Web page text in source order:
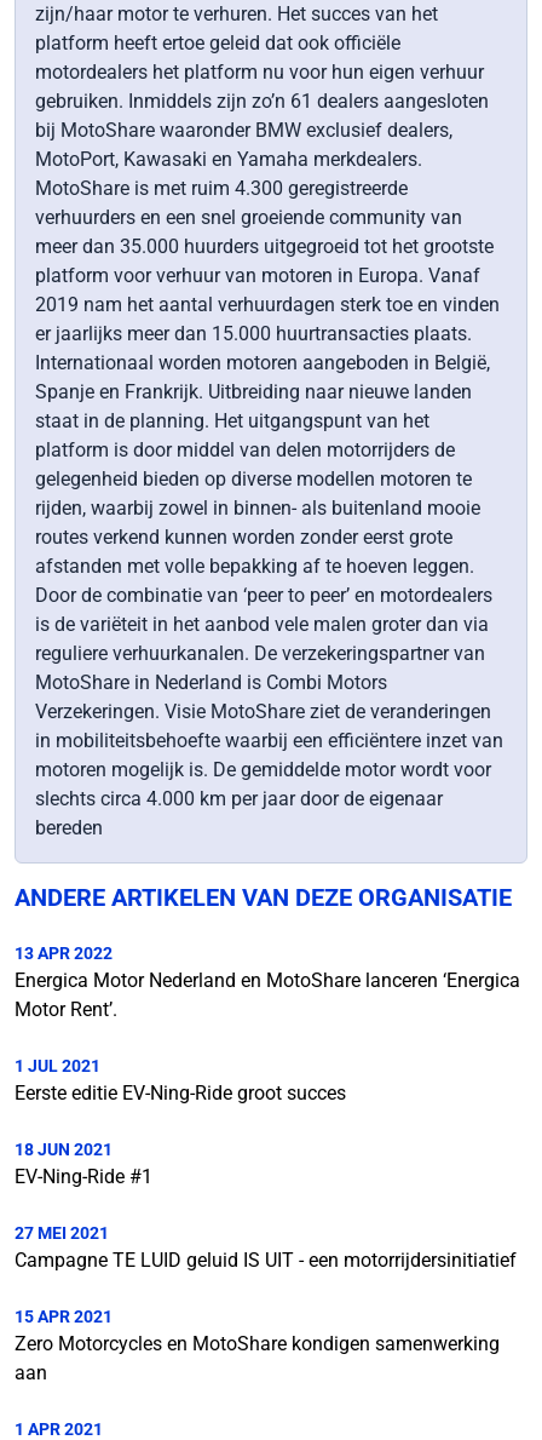
zijn/haar motor te verhuren. Het succes van het
platform heeft ertoe geleid dat ook officiële
motordealers het platform nu voor hun eigen verhuur
gebruiken. Inmiddels zijn zo’n 61 dealers aangesloten
bij MotoShare waaronder BMW exclusief dealers,
MotoPort, Kawasaki en Yamaha merkdealers.
MotoShare is met ruim 4.300 geregistreerde
verhuurders en een snel groeiende community van
meer dan 35.000 huurders uitgegroeid tot het grootste
platform voor verhuur van motoren in Europa. Vanaf
2019 nam het aantal verhuurdagen sterk toe en vinden
er jaarlijks meer dan 15.000 huurtransacties plaats.
Internationaal worden motoren aangeboden in België,
Spanje en Frankrijk. Uitbreiding naar nieuwe landen
staat in de planning. Het uitgangspunt van het
platform is door middel van delen motorrijders de
gelegenheid bieden op diverse modellen motoren te
rijden, waarbij zowel in binnen- als buitenland mooie
routes verkend kunnen worden zonder eerst grote
afstanden met volle bepakking af te hoeven leggen.
Door de combinatie van ‘peer to peer’ en motordealers
is de variëteit in het aanbod vele malen groter dan via
reguliere verhuurkanalen. De verzekeringspartner van
MotoShare in Nederland is Combi Motors
Verzekeringen. Visie MotoShare ziet de veranderingen
in mobiliteitsbehoefte waarbij een efficiëntere inzet van
motoren mogelijk is. De gemiddelde motor wordt voor
slechts circa 4.000 km per jaar door de eigenaar
bereden
ANDERE ARTIKELEN VAN DEZE ORGANISATIE
13 APR 2022
Energica Motor Nederland en MotoShare lanceren ‘Energica
Motor Rent’.
1 JUL 2021
Eerste editie EV-Ning-Ride groot succes
18 JUN 2021
EV-Ning-Ride #1
27 MEI 2021
Campagne TE LUID geluid IS UIT - een motorrijdersinitiatief
15 APR 2021
Zero Motorcycles en MotoShare kondigen samenwerking
aan
1 APR 2021